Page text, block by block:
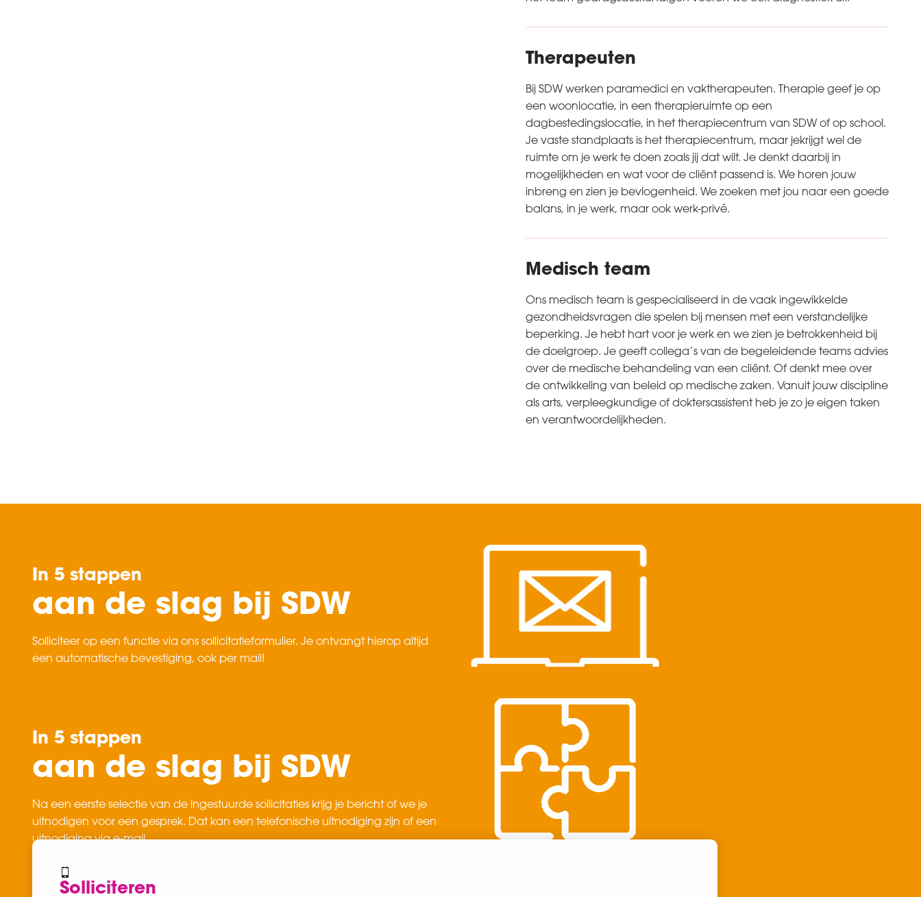
Therapeuten
Bij SDW werken paramedici en vaktherapeuten. Therapie geef je op
een woonlocatie, in een therapieruimte op een
dagbestedingslocatie, in het therapiecentrum van SDW of op school.
Je vaste standplaats is het therapiecentrum, maar jekrijgt wel de
ruimte om je werk te doen zoals jij dat wilt. Je denkt daarbij in
mogelijkheden en wat voor de cliënt passend is. We horen jouw
inbreng en zien je bevlogenheid. We zoeken met jou naar een goede
balans, in je werk, maar ook werk-privé.
Medisch team
Ons medisch team is gespecialiseerd in de vaak ingewikkelde
gezondheidsvragen die spelen bij mensen met een verstandelijke
beperking. Je hebt hart voor je werk en we zien je betrokkenheid bij
de doelgroep. Je geeft collega’s van de begeleidende teams advies
over de medische behandeling van een cliënt. Of denkt mee over
de ontwikkeling van beleid op medische zaken. Vanuit jouw discipline
als arts, verpleegkundige of doktersassistent heb je zo je eigen taken
en verantwoordelijkheden.
In 5 stappen
aan de slag bij SDW
Solliciteer op een functie via ons sollicitatieformulier. Je ontvangt hierop altijd
een automatische bevestiging, ook per mail!
In 5 stappen
aan de slag bij SDW
Na een eerste selectie van de ingestuurde sollicitaties krijg je bericht of we je
uitnodigen voor een gesprek. Dat kan een telefonische uitnodiging zijn of een
uitnodiging via e-mail.
Solliciteren